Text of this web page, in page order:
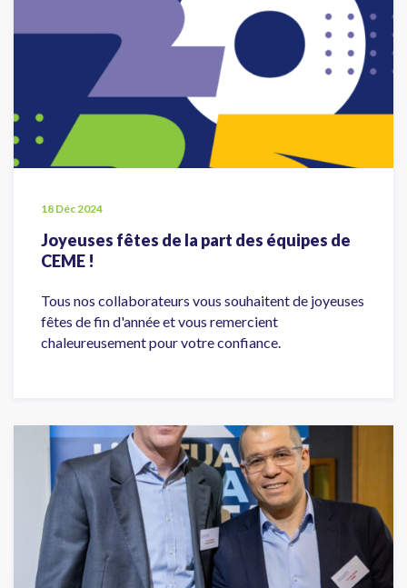
18 Déc 2024
Joyeuses fêtes de la part des équipes de
CEME !
Tous nos collaborateurs vous souhaitent de joyeuses
fêtes de fin d'année et vous remercient
chaleureusement pour votre confiance.